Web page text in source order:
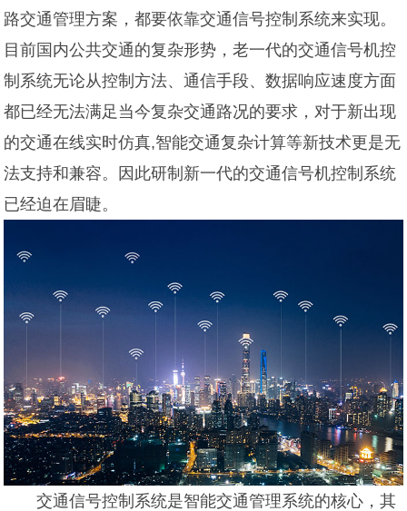
路交通管理方案，都要依靠交通信号控制系统来实现。
目前国内公共交通的复杂形势，老一代的交通信号机控
制系统无论从控制方法、通信手段、数据响应速度方面
都已经无法满足当今复杂交通路况的要求，对于新出现
的交通在线实时仿真,智能交通复杂计算等新技术更是无
法支持和兼容。因此研制新一代的交通信号机控制系统
已经迫在眉睫。
交通信号控制系统是智能交通管理系统的核心，其